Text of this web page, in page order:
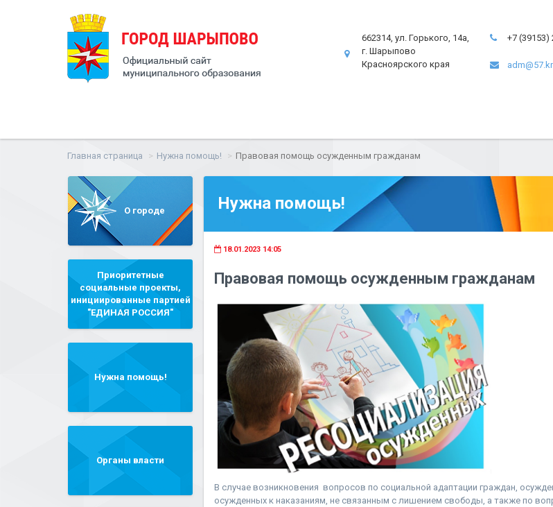
662314, ул. Горького, 14а,
г. Шарыпово
Красноярского края
+7 (39153)
Главная страница Нужна помощь! Правовая помощь осужденным гражданам
О городе
Приоритетные
социальные проекты,
инициированные партией
"ЕДИНАЯ РОССИЯ"
Нужна помощь!
Органы власти
Нужна помощь!
18.01.2023 14:05
Правовая помощь осужденным гражданам
В случае возникновения вопросов по социальной адаптации граждан,
осужденных к наказаниям, не связанным с лишением свободы, а также по